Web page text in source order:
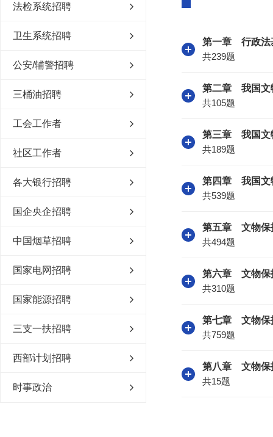
法检系统招聘
卫生系统招聘
公安/辅警招聘
三桶油招聘
工会工作者
社区工作者
各大银行招聘
国企央企招聘
中国烟草招聘
国家电网招聘
国家能源招聘
三支一扶招聘
西部计划招聘
时事政治
第一章 行政法
共239题
第二章 我国文
共105题
第三章 我国文
共189题
第四章 我国文
共539题
第五章 文物保
共494题
第六章 文物保
共310题
第七章 文物保
共759题
第八章 文物保
共15题